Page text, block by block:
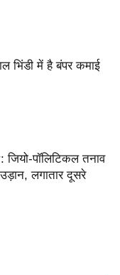
भिंडी में है बंपर कमाई
पॉलिटिकल तनाव
लगातार दूसरे